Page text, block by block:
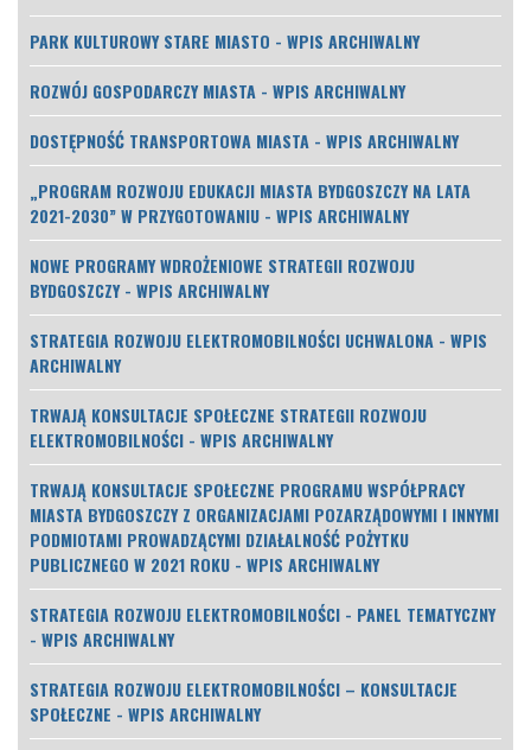
PARK KULTUROWY STARE MIASTO - WPIS ARCHIWALNY
ROZWÓJ GOSPODARCZY MIASTA - WPIS ARCHIWALNY
DOSTĘPNOŚĆ TRANSPORTOWA MIASTA - WPIS ARCHIWALNY
„PROGRAM ROZWOJU EDUKACJI MIASTA BYDGOSZCZY NA LATA
2021-2030” W PRZYGOTOWANIU - WPIS ARCHIWALNY
NOWE PROGRAMY WDROŻENIOWE STRATEGII ROZWOJU
BYDGOSZCZY - WPIS ARCHIWALNY
STRATEGIA ROZWOJU ELEKTROMOBILNOŚCI UCHWALONA - WPIS
ARCHIWALNY
TRWAJĄ KONSULTACJE SPOŁECZNE STRATEGII ROZWOJU
ELEKTROMOBILNOŚCI - WPIS ARCHIWALNY
TRWAJĄ KONSULTACJE SPOŁECZNE PROGRAMU WSPÓŁPRACY
MIASTA BYDGOSZCZY Z ORGANIZACJAMI POZARZĄDOWYMI I INNYMI
PODMIOTAMI PROWADZĄCYMI DZIAŁALNOŚĆ POŻYTKU
PUBLICZNEGO W 2021 ROKU - WPIS ARCHIWALNY
STRATEGIA ROZWOJU ELEKTROMOBILNOŚCI - PANEL TEMATYCZNY
- WPIS ARCHIWALNY
STRATEGIA ROZWOJU ELEKTROMOBILNOŚCI – KONSULTACJE
SPOŁECZNE - WPIS ARCHIWALNY